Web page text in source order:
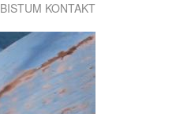
BISTUM KONTAKT